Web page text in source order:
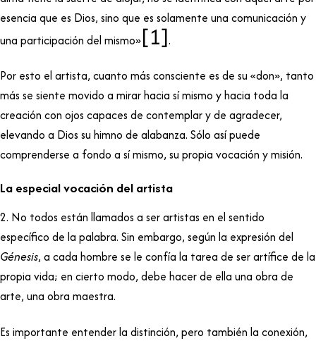
esencia que es Dios, sino que es solamente una comunicación y
una participación del mismo»[1].
Por esto el artista, cuanto más consciente es de su «don», tanto
más se siente movido a mirar hacia sí mismo y hacia toda la
creación con ojos capaces de contemplar y de agradecer,
elevando a Dios su himno de alabanza. Sólo así puede
comprenderse a fondo a sí mismo, su propia vocación y misión.
La especial vocación del artista
2. No todos están llamados a ser artistas en el sentido
específico de la palabra. Sin embargo, según la expresión del
Génesis, a cada hombre se le confía la tarea de ser artífice de la
propia vida; en cierto modo, debe hacer de ella una obra de
arte, una obra maestra.
Es importante entender la distinción, pero también la conexión,